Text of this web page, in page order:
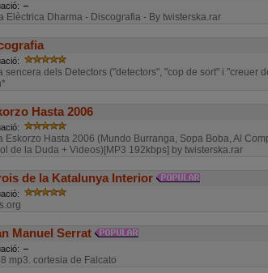
Elèctrica Dharma - Discografia - By twisterska.rar
sencera dels Detectors ("detectors", "cop de sort" i "creuer
Hasta 2006
Eskorzo Hasta 2006 (Mundo Burranga, Sopa Boba, Al
de la Duda + Videos)[MP3 192kbps] by twisterska.rar
de la Katalunya Interior
Manuel Serrat
mp3. cortesia de Falcato